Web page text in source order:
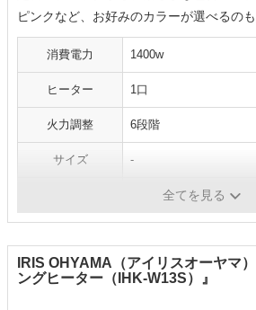
ピンクなど、お好みのカラーが選べるの
消費電力 1400w
ヒーター 1口
火力調整 6段階
サイズ -
全てを見る
IRIS OHYAMA（アイリスオーヤマ
ングヒーター（IHK-W13S）』